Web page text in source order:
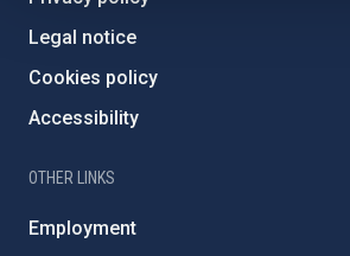
Legal notice
Cookies policy
Accessibility
OTHER LINKS
Employment